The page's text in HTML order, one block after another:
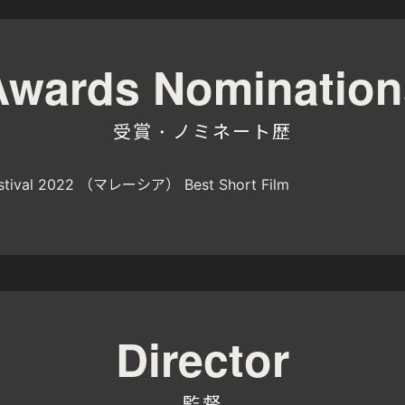
受賞・ノミネート歴
2022 （マレーシア） Best Short Film
Director